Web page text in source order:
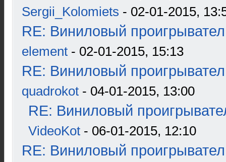
Sergii_Kolomiets - 02-01-2015,
RE: Виниловый
element - 02-01-2015, 15:13
RE: Виниловый
quadrokot - 04-01-2015, 13:00
RE: Виниловый
VideoKot - 06-01-2015, 12:10
RE: Виниловый